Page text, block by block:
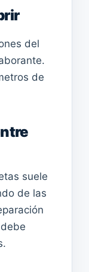
del
de
suele
de las